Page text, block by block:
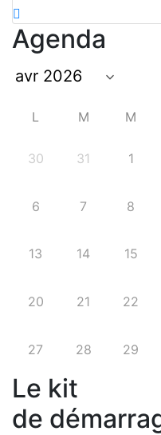
Agenda
L M M
30 31 1
6 7 8
13 14 15
20 21 22
27 28 29
Le kit
de